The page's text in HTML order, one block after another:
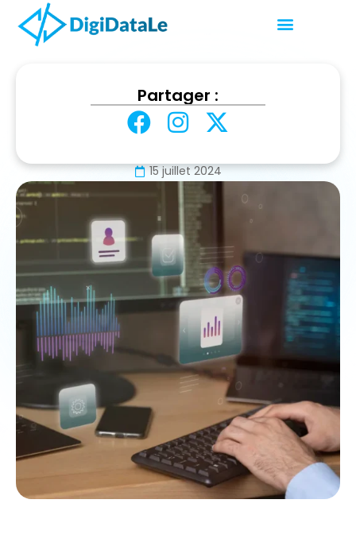
Qu’est ce que un site web dynamique
Qu’est ce que un site web
15 juillet 2024
Partager :